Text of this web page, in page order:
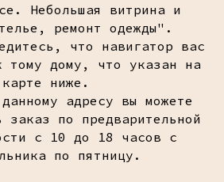
Небольшая витрина и
ремонт одежды".
что навигатор вас
тому дому, что указан на
карте ниже.
адресу вы можете
заказ по предварительной
с 10 до 18 часов с
по пятницу.